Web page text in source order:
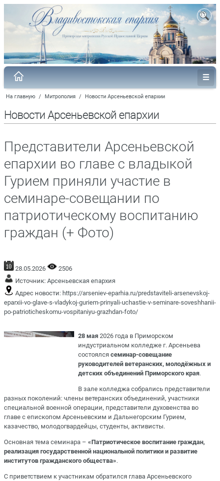
На главную / Митрополия / Новости Арсеньевской епархии
Новости Арсеньевской епархии
Представители Арсеньевской
епархии во главе с владыкой
Гурием приняли участие в
семинаре-совещании по
патриотическому воспитанию
граждан (+ Фото)
28.05.2026
2506
Источник: Арсеньевская епархия
Адрес новости: https://arseniev-eparhia.ru/predstaviteli-arsenevskoj-
eparxii-vo-glave-s-vladykoj-guriem-prinyali-uchastie-v-seminare-soveshhanii-
po-patrioticheskomu-vospitaniyu-grazhdan-foto/
28 мая 2026 года в Приморском
индустриальном колледже г. Арсеньева
состоялсясеминар-совещание
руководителей ветеранских, молодёжных и
детских объединений Приморского края.
В зале колледжа собрались представители
разных поколений: члены ветеранских объединений, участники
специальной военной операции, представители духовенства во
главе с епископом Арсеньевским и Дальнегорским Гурием,
казачество, молодогвардейцы, студенты, активисты.
Основная тема семинара – «Патриотическое воспитание граждан,
реализация государственной национальной политики и развитие
институтов гражданского общества».
С приветствием к участникам обратился глава Арсеньевского